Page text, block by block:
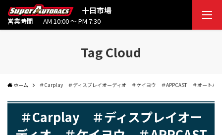
十日市場
営業時間 AM 10:00 ～ PM 7:30
Tag Cloud
ホーム ＃Carplay ＃ディスプレイオーディオ ＃ケイヨウ ＃APPCAST ＃オート
＃Carplay ＃ディスプレイオー